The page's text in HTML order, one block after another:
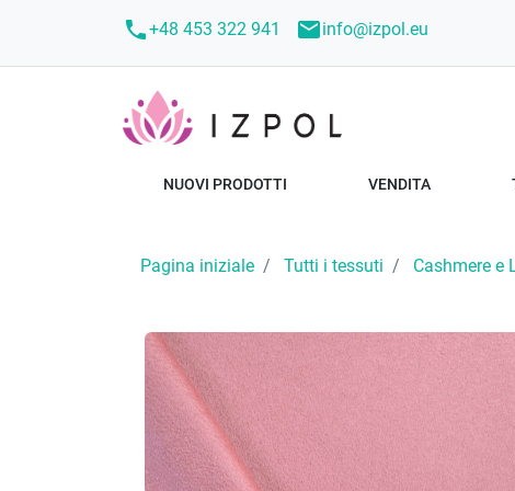
call+48 453 322 941 mailinfo@izpol.eu
NUOVI PRODOTTI VENDITA
Pagina iniziale Tutti i tessuti Cashmere e